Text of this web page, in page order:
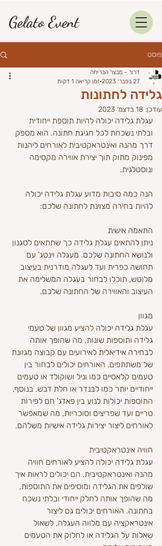
Gelato Event
פוסט
גלידה לחתונות
דרור - מבצר הבריחה
27 בפבר׳ 2023
זמן קריאה 1 דקות
עודכן: 18 בדצמ׳ 2023
עגלת גלידה יכולה להיות תוספת ייחודית
ובלתי נשכחת לכל חגיגת חתונה. הוא מספק
דרך מהנה ואינטראקטיבית לאורחים ליהנות
מפינוק מתוק תוך יצירת אווירה מקסימה
ונוסטלגית.
הנה כמה סיבות מדוע עגלת גלידה יכולה
להיות בחירה מצוינת לחתונה שלכם:
התאמה אישית
ניתן להתאים עגלת גלידה כך שתתאים לסגנון
ולנושא החתונה שלכם. מעגלה וינטג' עם
תחושה כפרית ועד לעגלה מודרנית בעיצוב
מלוטש, תוכלו לבחור בעגלה המשלימה את
העיצוב והאווירה של החתונה שלכם.
מגוון
עגלת גלידה יכולה להציע מגוון של טעמי
גלידה ותוספות שונות, מה שהופך אותה
לבחירה אידיאלית לאירועים עם קבוצה מגוונת
של משתתפים. האורחים יכולים לבחור בין
טעמים קלאסיים כמו וניל ושוקולד או טעמים
ייחודיים יותר כמו לבנדר או חלת דבש. בנוסף,
התוספות יכולות לנוע בין פאדג' חם לפירות
טריים ועד שפריצים וסוכריות, מה שמאפשר
לאורחים ליצור יצירות גלידה אישיות משלהם.
חוויה אינטראקטיבית
עגלת גלידה יכולה להציע לאורחים חוויה
מהנה ואינטראקטיבית. הם יכולים לראות איך
שולפים את הגלידה ומוסיפים את התוספות,
מה שהופך אותה לחלק ייחודי ובלתי נשכח
בחתונה. האורחים יכולים גם ליצור
אינטראקציה עם מלווה העגלה, לשאול
שאלות על הגלידה או לחלוק את הטעמים